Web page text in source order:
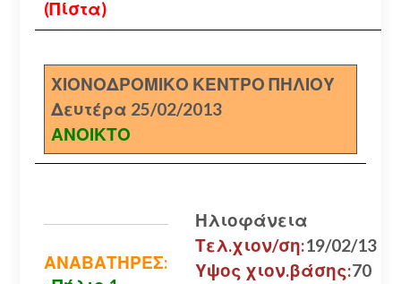
(Πίστα)
ΧΙΟΝΟΔΡΟΜΙΚΟ ΚΕΝΤΡΟ ΠΗΛΙΟΥ
Δευτέρα 25/02/2013
ΑΝΟΙΚΤΟ
ΑΝΑΒΑΤΗΡΕΣ:
Ηλιοφάνεια
Τελ.χιον/ση:19/02/13
Υψος χιον.βάσης:70